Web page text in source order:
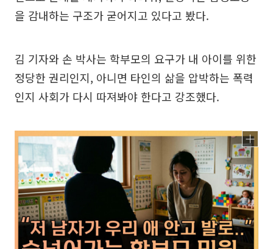
을 감내하는 구조가 굳어지고 있다고 봤다.
김 기자와 손 박사는 학부모의 요구가 내 아이를 위한
정당한 권리인지, 아니면 타인의 삶을 압박하는 폭력
인지 사회가 다시 따져봐야 한다고 강조했다.